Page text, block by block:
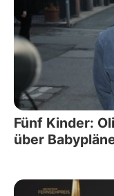
Fünf Kinder:
über